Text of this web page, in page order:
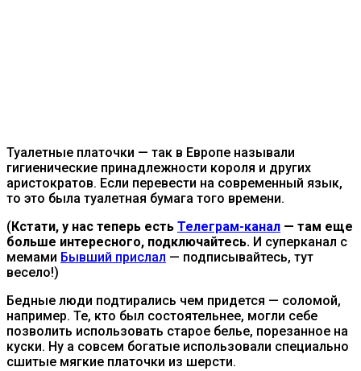
Туалетные платочки — так в Европе называли
гигиенические принадлежности короля и других
аристократов. Если перевести на современный язык,
то это была туалетная бумага того времени.
(Кстати, у нас теперь есть Телеграм-канал — там еще
больше интересного, подключайтесь. И суперканал с
мемами Бывший прислал — подписывайтесь, тут
весело!)
Бедные люди подтирались чем придется — соломой,
например. Те, кто был состоятельнее, могли себе
позволить использовать старое белье, порезанное на
куски. Ну а совсем богатые использовали специально
сшитые мягкие платочки из шерсти.